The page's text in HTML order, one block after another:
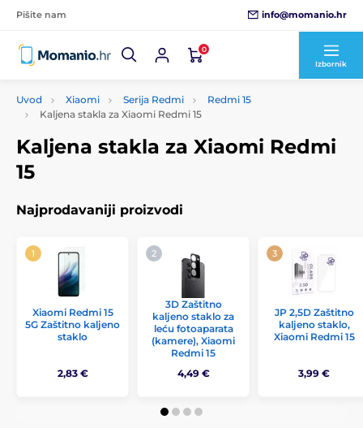
Pišite nam info@momanio.hr
0
Izbornik
Uvod Xiaomi Serija Redmi
Redmi 15
Kaljena stakla za Xiaomi Redmi 15
Kaljena stakla za Xiaomi Redmi
15
Najprodavaniji proizvodi
Xiaomi Redmi 15
5G Zaštitno kaljeno
staklo
2,83 €
3D Zaštitno
kaljeno staklo za
leću fotoaparata
(kamere), Xiaomi
Redmi 15
4,49 €
JP 2,5D Zaštitno
kaljeno staklo,
Xiaomi Redmi 15
3,99 €